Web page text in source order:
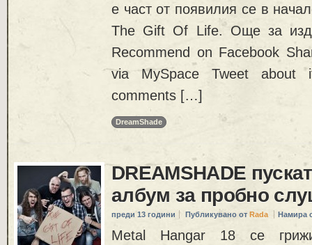
е част от появилия се в
The Gift Of Life. Още за
Recommend on Facebook
via MySpace Tweet about
comments […]
DreamShade
DREAMSHADE
албум за пробно
преди 13 години Публикувано от Rada Намира
Metal Hangar 18 се